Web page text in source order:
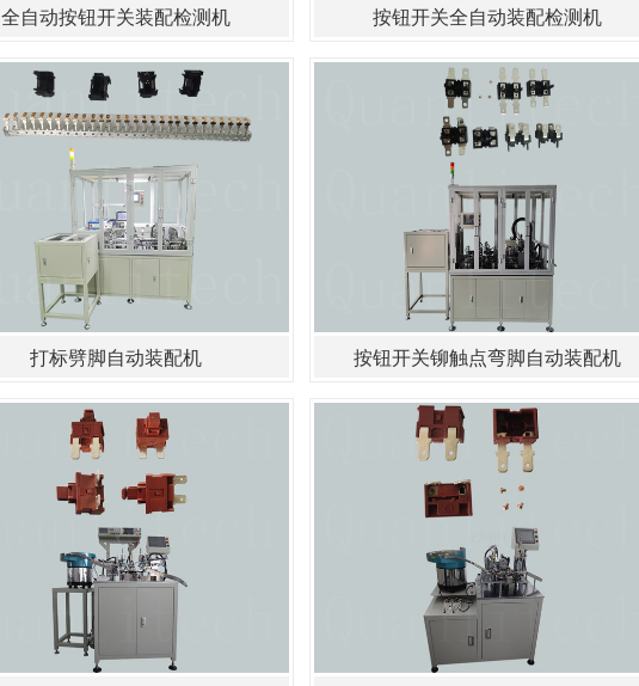
全自动按钮开关装配检测机 按钮开关全自动​装配检测机
打标劈脚自动装配机 按钮开关铆触点弯脚自动装配机